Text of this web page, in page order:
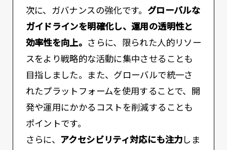
次に、ガバナンスの強化です。 グローバルな
ガイドラインを明確化し、運用の透明性と
効率性を向上。 さらに、限られた人的リソー
スをより戦略的な活動に集中させることも
目指しました。また、グローバルで統一さ
れたプラットフォームを使用することで、開
発や運用にかかるコストを削減することも
ポイントです。
さらに、 アクセシビリティ対応にも注力 しま